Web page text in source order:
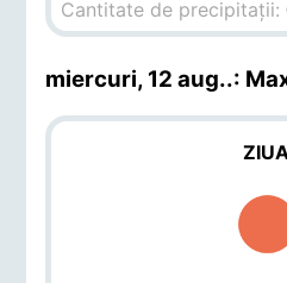
Cantitate de precipitații:
miercuri, 12 aug..:
ZIUA